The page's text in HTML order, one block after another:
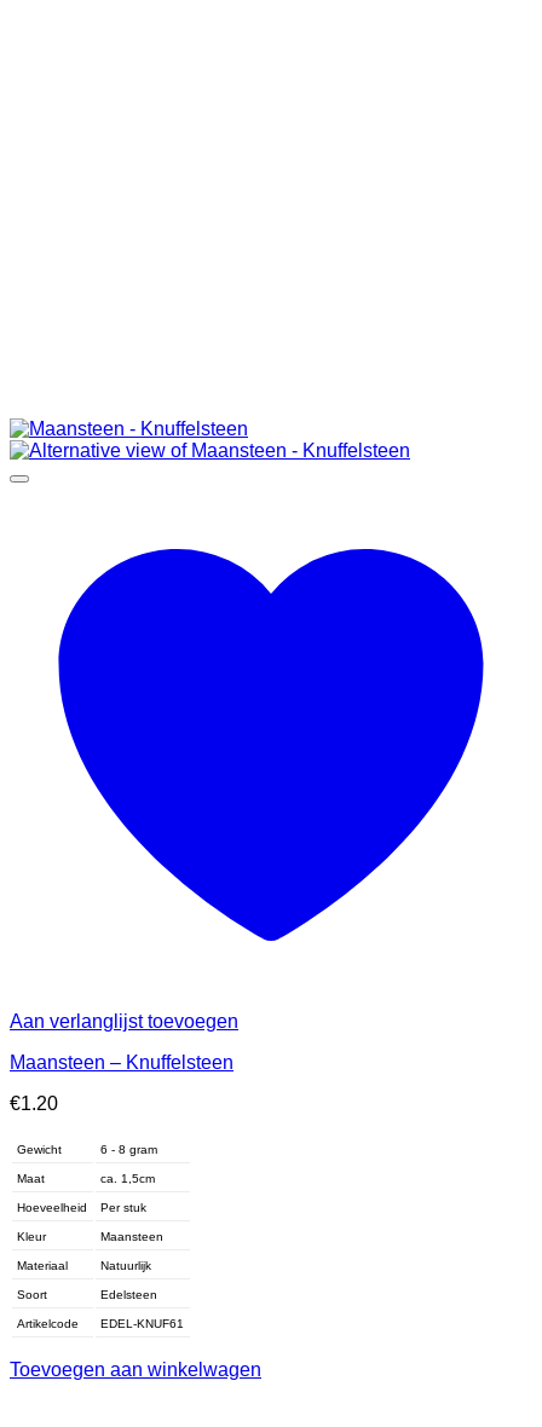
Aan verlanglijst toevoegen
Maansteen – Knuffelsteen
€1.20
Gewicht 6 - 8 gram
Maat ca. 1,5cm
Hoeveelheid Per stuk
Kleur Maansteen
Materiaal Natuurlijk
Soort Edelsteen
Artikelcode EDEL-KNUF61
Toevoegen aan winkelwagen